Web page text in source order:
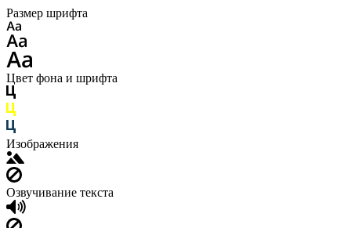
Размер шрифта
Цвет фона и шрифта
Изображения
Озвучивание текста